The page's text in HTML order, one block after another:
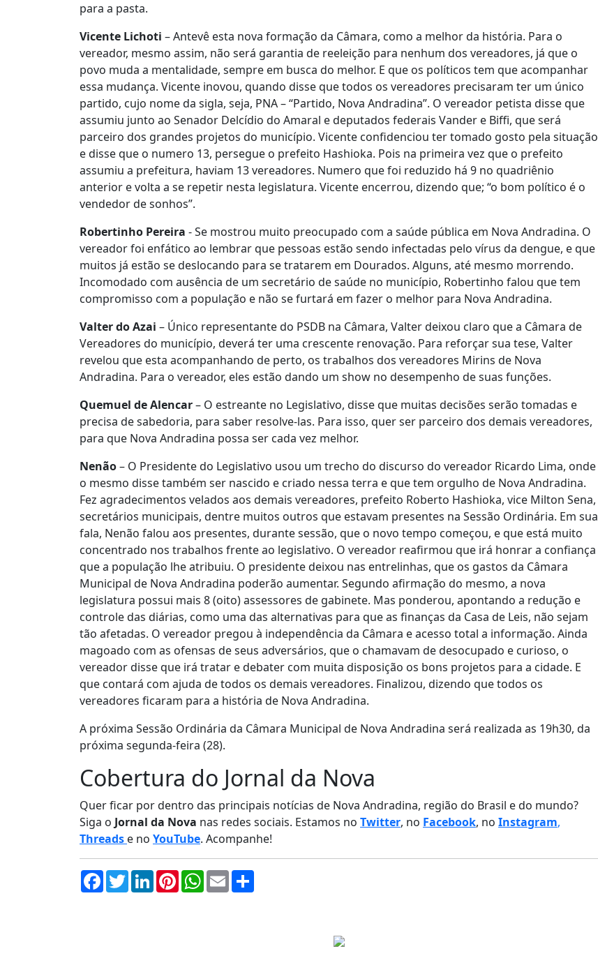
para a pasta.
Vicente Lichoti – Antevê esta nova formação da Câmara, como a melhor da história. Para o
vereador, mesmo assim, não será garantia de reeleição para nenhum dos vereadores, já que o
povo muda a mentalidade, sempre em busca do melhor. E que os políticos tem que acompanhar
essa mudança. Vicente inovou, quando disse que todos os vereadores precisaram ter um único
partido, cujo nome da sigla, seja, PNA – “Partido, Nova Andradina”. O vereador petista disse que
assumiu junto ao Senador Delcídio do Amaral e deputados federais Vander e Biffi, que será
parceiro dos grandes projetos do município. Vicente confidenciou ter tomado gosto pela situação
e disse que o numero 13, persegue o prefeito Hashioka. Pois na primeira vez que o prefeito
assumiu a prefeitura, haviam 13 vereadores. Numero que foi reduzido há 9 no quadriênio
anterior e volta a se repetir nesta legislatura. Vicente encerrou, dizendo que; “o bom político é o
vendedor de sonhos”.
Robertinho Pereira - Se mostrou muito preocupado com a saúde pública em Nova Andradina. O
vereador foi enfático ao lembrar que pessoas estão sendo infectadas pelo vírus da dengue, e que
muitos já estão se deslocando para se tratarem em Dourados. Alguns, até mesmo morrendo.
Incomodado com ausência de um secretário de saúde no município, Robertinho falou que tem
compromisso com a população e não se furtará em fazer o melhor para Nova Andradina.
Valter do Azai – Único representante do PSDB na Câmara, Valter deixou claro que a Câmara de
Vereadores do município, deverá ter uma crescente renovação. Para reforçar sua tese, Valter
revelou que esta acompanhando de perto, os trabalhos dos vereadores Mirins de Nova
Andradina. Para o vereador, eles estão dando um show no desempenho de suas funções.
Quemuel de Alencar– O estreante no Legislativo, disse que muitas decisões serão tomadas e
precisa de sabedoria, para saber resolve-las. Para isso, quer ser parceiro dos demais vereadores,
para que Nova Andradina possa ser cada vez melhor.
Nenão– O Presidente do Legislativo usou um trecho do discurso do vereador Ricardo Lima, onde
o mesmo disse também ser nascido e criado nessa terra e que tem orgulho de Nova Andradina.
Fez agradecimentos velados aos demais vereadores, prefeito Roberto Hashioka, vice Milton Sena,
secretários municipais, dentre muitos outros que estavam presentes na Sessão Ordinária. Em sua
fala, Nenão falou aos presentes, durante sessão, que o novo tempo começou, e que está muito
concentrado nos trabalhos frente ao legislativo. O vereador reafirmou que irá honrar a confiança
que a população lhe atribuiu. O presidente deixou nas entrelinhas, que os gastos da Câmara
Municipal de Nova Andradina poderão aumentar. Segundo afirmação do mesmo, a nova
legislatura possui mais 8 (oito) assessores de gabinete. Mas ponderou, apontando a redução e
controle das diárias, como uma das alternativas para que as finanças da Casa de Leis, não sejam
tão afetadas. O vereador pregou à independência da Câmara e acesso total a informação. Ainda
magoado com as ofensas de seus adversários, que o chamavam de desocupado e curioso, o
vereador disse que irá tratar e debater com muita disposição os bons projetos para a cidade. E
que contará com ajuda de todos os demais vereadores. Finalizou, dizendo que todos os
vereadores ficaram para a história de Nova Andradina.
A próxima Sessão Ordinária da Câmara Municipal de Nova Andradina será realizada as 19h30, da
próxima segunda-feira (28).
Cobertura do Jornal da Nova
Quer ficar por dentro das principais notícias de Nova Andradina, região do Brasil e do mundo?
Siga o Jornal da Nova nas redes sociais. Estamos no Twitter, no Facebook, no Instagram,
Threads e no YouTube. Acompanhe!
Facebook
TwitterLinkedInPinterestWhatsApp
Email